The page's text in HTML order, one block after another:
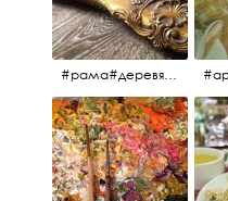
#рама#деревяннаярама#антиквариат#живопись#aplgallery